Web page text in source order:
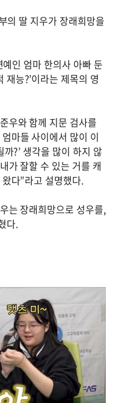
의 딸 지우가 장래희망을
예인 엄마 한의사 아빠 둔
능?’이라는 제목의 영
우와 함께 지문 검사를
마들 사이에서 많이 이
?’ 생각을 많이 하지 않
가 잘할 수 있는 거를 캐
다”라고 설명했다.
는 장래희망으로 성우를,
다.